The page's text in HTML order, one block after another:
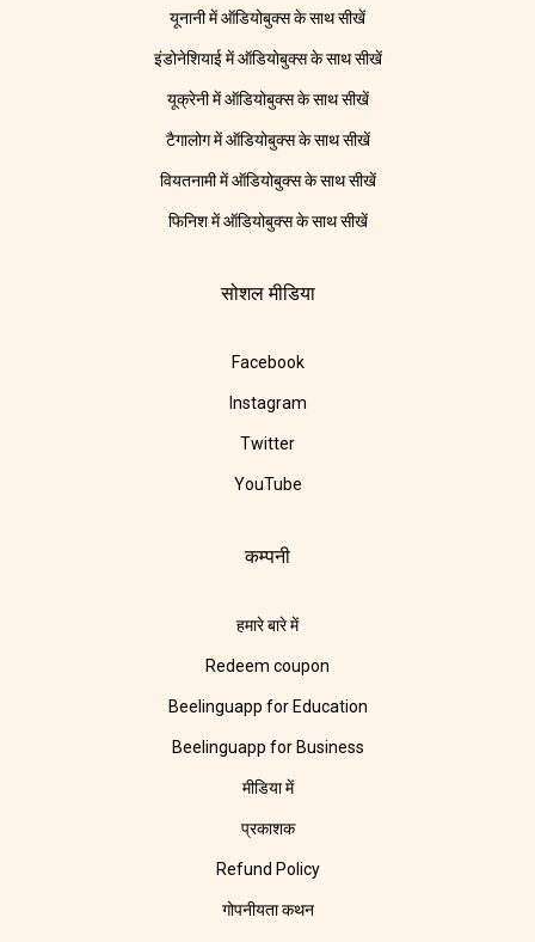
यूनानी में ऑडियोबुक्स के साथ सीखें
इंडोनेशियाई में ऑडियोबुक्स के साथ सीखें
यूक्रेनी में ऑडियोबुक्स के साथ सीखें
टैगालोग में ऑडियोबुक्स के साथ सीखें
वियतनामी में ऑडियोबुक्स के साथ सीखें
फिनिश में ऑडियोबुक्स के साथ सीखें
सोशल मीडिया
Facebook
Instagram
Twitter
YouTube
कम्पनी
हमारे बारे में
Redeem coupon
Beelinguapp for Education
Beelinguapp for Business
मीडिया में
प्रकाशक
Refund Policy
गोपनीयता कथन